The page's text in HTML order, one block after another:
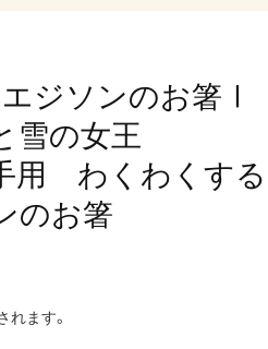
エジソンの​お箸Ⅰ
雪の​女王
用 わく​わく​する​
の​お箸
ます。